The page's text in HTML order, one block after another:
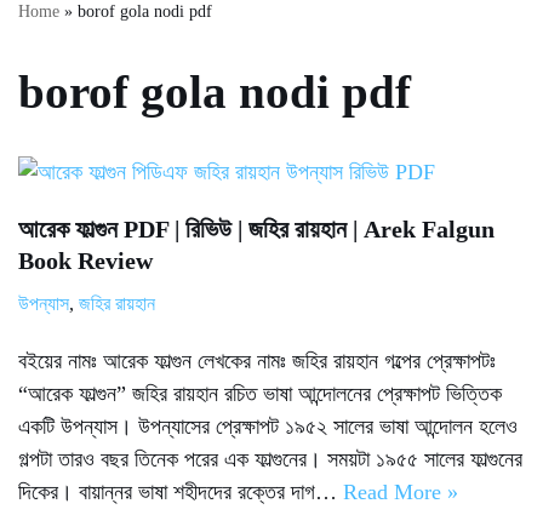
Home » borof gola nodi pdf
borof gola nodi pdf
আরেক ফাল্গুন PDF | রিভিউ | জহির রায়হান | Arek Falgun
Book Review
উপন্যাস, জহির রায়হান
বইয়ের নামঃ আরেক ফাল্গুন লেখকের নামঃ জহির রায়হান গল্পের প্রেক্ষাপটঃ
“আরেক ফাল্গুন” জহির রায়হান রচিত ভাষা আন্দোলনের প্রেক্ষাপট ভিত্তিক
একটি উপন্যাস। উপন্যাসের প্রেক্ষাপট ১৯৫২ সালের ভাষা আন্দোলন হলেও
গল্পটা তারও বছর তিনেক পরের এক ফাল্গুনের। সময়টা ১৯৫৫ সালের ফাল্গুনের
দিকের। বায়ান্নর ভাষা শহীদদের রক্তের দাগ… Read More »